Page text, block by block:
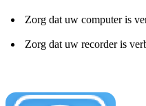
Zorg dat uw computer is
Zorg dat uw recorder is